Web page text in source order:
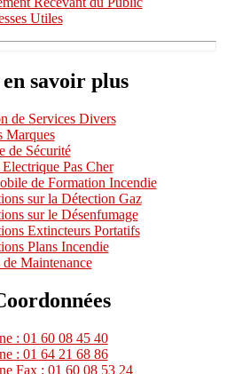
Utiles
savoir plus
de Services Divers
Marques
de Sécurité
Pas Cher
de Formation Incendie
sur la Détection Gaz
sur le Désenfumage
Extincteurs Portatifs
Plans Incendie
de Maintenance
: 01 60 08 45 40
: 01 64 21 68 86
Fax : 01 60 08 53 24